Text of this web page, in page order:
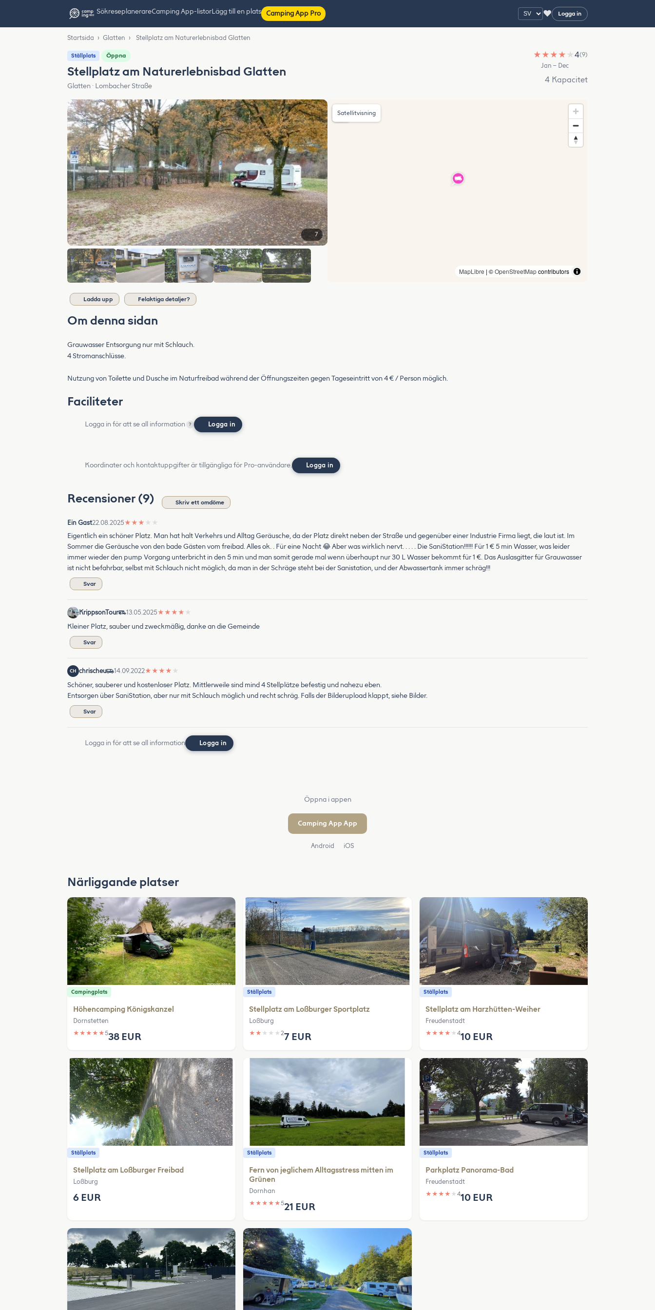
SökreseplanerareCamping App-listorLägg till en plats Camping App Pro ♥ Logga in
Startsida › Glatten › Stellplatz am Naturerlebnisbad Glatten
Ställplats Öppna
Stellplatz am Naturerlebnisbad Glatten
Glatten · Lombacher Straße
★ ★ ★ ★ ★4(9)
Jan – Dec
4 Kapacitet
7
MapLibre | ©OpenStreetMapcontributors
Satellitvisning
Ladda upp Felaktiga detaljer?
Om denna sidan
Grauwasser Entsorgung nur mit Schlauch.
4 Stromanschlüsse.
Nutzung von Toilette und Dusche im Naturfreibad während der Öffnungszeiten gegen Tageseintritt von 4 € / Person möglich.
Faciliteter
Logga in för att se all information ? Logga in
Koordinater och kontaktuppgifter är tillgängliga för Pro-användare. Logga in
Recensioner (9) Skriv ett omdöme
Ein Gast22.08.2025★ ★ ★ ★ ★
Eigentlich ein schöner Platz. Man hat halt Verkehrs und Alltag Geräusche, da der Platz direkt neben der Straße und gegenüber einer Industrie Firma liegt, die laut ist. Im
Sommer die Geräusche von den bade Gästen vom freibad. Alles ok. . Für eine Nacht 😂 Aber was wirklich nervt. . . . . Die SaniStation!!!!!! Für 1 € 5 min Wasser, was leider
immer wieder den pump Vorgang unterbricht in den 5 min und man somit gerade mal wenn überhaupt nur 30 L Wasser bekommt für 1 €. Das Auslasgitter für Grauwasser
ist nicht befahrbar, selbst mit Schlauch nicht möglich, da man in der Schräge steht bei der Sanistation, und der Abwassertank immer schräg!!!
Svar
KrippsonTour 13.05.2025★ ★ ★ ★ ★
Kleiner Platz, sauber und zweckmäßig, danke an die Gemeinde
Svar
CH chrischeu 14.09.2022★ ★ ★ ★ ★
Schöner, sauberer und kostenloser Platz. Mittlerweile sind mind 4 Stellplätze befestig und nahezu eben.
Entsorgen über SaniStation, aber nur mit Schlauch möglich und recht schräg. Falls der Bilderupload klappt, siehe Bilder.
Svar
Logga in för att se all information Logga in
Öppna i appen
Camping App App
Android iOS
Närliggande platser
Campingplats
Höhencamping Königskanzel
Dornstetten
★ ★ ★ ★ ★538 EUR
Ställplats
Stellplatz am Loßburger Sportplatz
Loßburg
★ ★ ★ ★ ★27 EUR
Ställplats
Stellplatz am Harzhütten-Weiher
Freudenstadt
★ ★ ★ ★ ★ 410 EUR
Ställplats
Stellplatz am Loßburger Freibad
Loßburg
6 EUR
Ställplats
Fern von jeglichem Alltagsstress mitten im
Grünen
Dornhan
★ ★ ★ ★ ★521 EUR
Ställplats
Parkplatz Panorama-Bad
Freudenstadt
★ ★ ★ ★ ★ 410 EUR